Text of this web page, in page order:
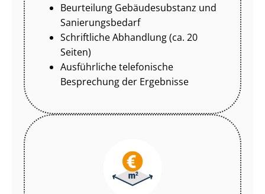
Beurteilung Gebäudesubstanz und
Sa­nie­rungs­be­darf
Schriftliche Abhandlung (ca. 20
Seiten)
Ausführliche telefonische
Besprechung der Ergebnisse